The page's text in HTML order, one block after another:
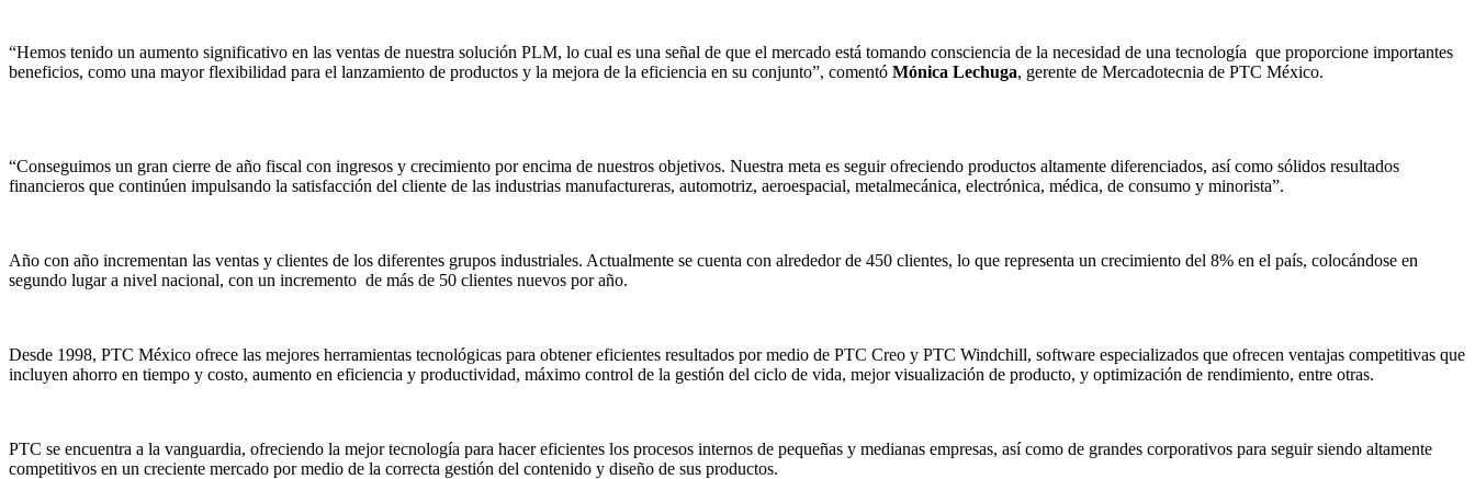
“Hemos tenido un aumento significativo en las ventas de nuestra solución PLM, lo cual es una señal de que el mercado está tomando consciencia de la necesidad de una tecnología que proporcione importantes
beneficios, como una mayor flexibilidad para el lanzamiento de productos y la mejora de la eficiencia en su conjunto”, comentó Mónica Lechuga, gerente de Mercadotecnia de PTC México.
“Conseguimos un gran cierre de año fiscal con ingresos y crecimiento por encima de nuestros objetivos. Nuestra meta es seguir ofreciendo productos altamente diferenciados, así como sólidos resultados
financieros que continúen impulsando la satisfacción del cliente de las industrias manufactureras, automotriz, aeroespacial, metalmecánica, electrónica, médica, de consumo y minorista”.
Año con año incrementan las ventas y clientes de los diferentes grupos industriales. Actualmente se cuenta con alrededor de 450 clientes, lo que representa un crecimiento del 8% en el país, colocándose en
segundo lugar a nivel nacional, con un incremento de más de 50 clientes nuevos por año.
Desde 1998, PTC México ofrece las mejores herramientas tecnológicas para obtener eficientes resultados por medio de PTC Creo y PTC Windchill, software especializados que ofrecen ventajas competitivas que
incluyen ahorro en tiempo y costo, aumento en eficiencia y productividad, máximo control de la gestión del ciclo de vida, mejor visualización de producto, y optimización de rendimiento, entre otras.
PTC se encuentra a la vanguardia, ofreciendo la mejor tecnología para hacer eficientes los procesos internos de pequeñas y medianas empresas, así como de grandes corporativos para seguir siendo altamente
competitivos en un creciente mercado por medio de la correcta gestión del contenido y diseño de sus productos.